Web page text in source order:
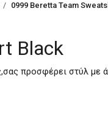
0999 Beretta Team
Black
προσφέρει στύλ με